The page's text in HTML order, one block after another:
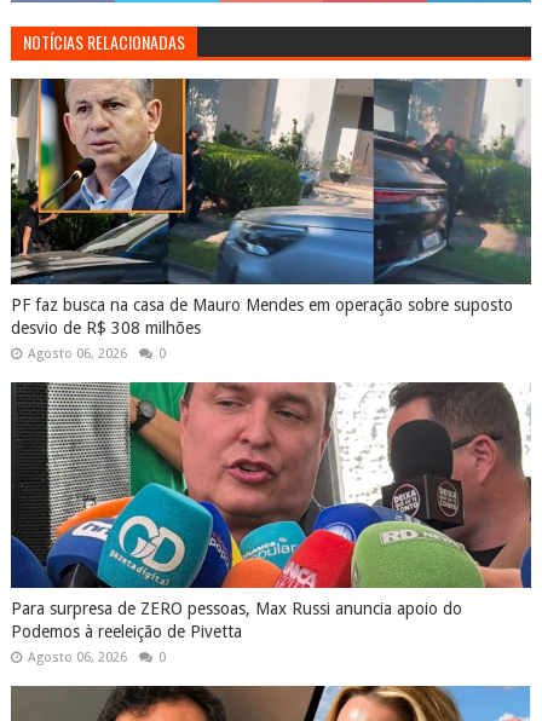
NOTÍCIAS RELACIONADAS
PF faz busca na casa de Mauro Mendes em operação sobre suposto
desvio de R$ 308 milhões
Agosto 06, 2026 0
Para surpresa de ZERO pessoas, Max Russi anuncia apoio do
Podemos à reeleição de Pivetta
Agosto 06, 2026 0